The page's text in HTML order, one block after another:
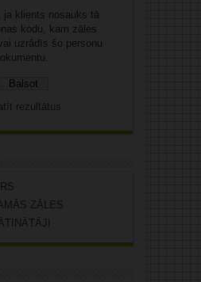
ja klients nosauks tā
kodu, kam zāles
uzrādīs šo personu
rezultātus
ZĀLES